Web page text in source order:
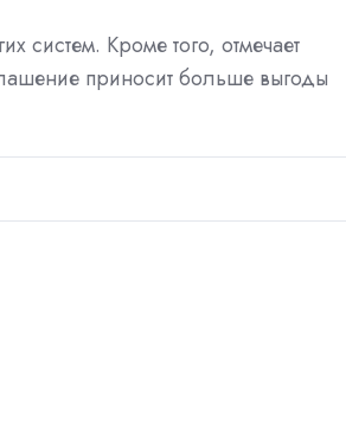
систем. Кроме того, отмечает
приносит больше выгоды